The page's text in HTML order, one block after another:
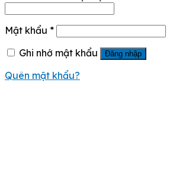
Mật khẩu *
Ghi nhớ mật khẩu
Đăng nhập
Quên mật khẩu?